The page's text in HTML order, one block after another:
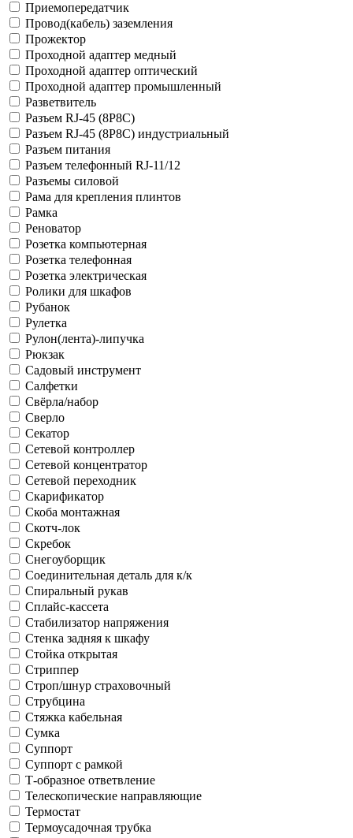
Приемопередатчик
Провод(кабель) заземления
Прожектор
Проходной адаптер медный
Проходной адаптер оптический
Проходной адаптер промышленный
Разветвитель
Разъем RJ-45 (8P8C)
Разъем RJ-45 (8P8C) индустриальный
Разъем питания
Разъем телефонный RJ-11/12
Разъемы силовой
Рама для крепления плинтов
Рамка
Реноватор
Розетка компьютерная
Розетка телефонная
Розетка электрическая
Ролики для шкафов
Рубанок
Рулетка
Рулон(лента)-липучка
Рюкзак
Садовый инструмент
Салфетки
Свёрла/набор
Сверло
Секатор
Сетевой контроллер
Сетевой концентратор
Сетевой переходник
Скарификатор
Скоба монтажная
Скотч-лок
Скребок
Снегоуборщик
Соединительная деталь для к/к
Спиральный рукав
Сплайс-кассета
Стабилизатор напряжения
Стенка задняя к шкафу
Стойка открытая
Стриппер
Строп/шнур страховочный
Струбцина
Стяжка кабельная
Сумка
Суппорт
Суппорт с рамкой
Т-образное ответвление
Телескопические направляющие
Термостат
Термоусадочная трубка